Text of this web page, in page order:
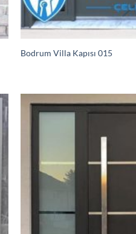
Bodrum Villa Kapısı 015